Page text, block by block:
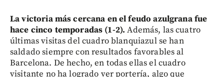
La victoria más cercana en el feudo azulgrana fue
hace cinco temporadas (1-2). Además, las cuatro
últimas visitas del cuadro blanquiazul se han
saldado siempre con resultados favorables al
Barcelona. De hecho, en todas ellas el cuadro
visitante no ha logrado ver portería, algo que